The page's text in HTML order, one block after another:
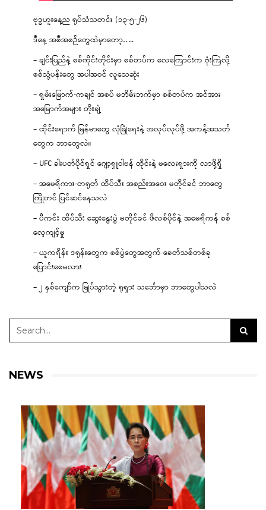
ဗုဒ္ဓဟူးနေ့ည ရုပ်သံသတင်း (၁၃-၅-၂၆)
ဒီနေ့ အစီအစဉ်တွေထဲမှာတော့…..
– ချင်းပြည်နဲ့ စစ်ကိုင်းတိုင်းမှာ စစ်တပ်က လေကြောင်းက ဗုံးကြဲလို့
စစ်သုံ့ပန်းတွေ အပါအဝင် လူသေဆုံး
– ရှမ်းမြောက်-ကချင် အစပ် မဘိမ်းဘက်မှာ စစ်တပ်က အင်အား
အမြောက်အများ တိုးချဲ့
– ထိုင်းရောက် မြန်မာတွေ လုံခြုံရေးနဲ့ အလုပ်လုပ်ဖို့ အကန့်အသတ်
တွေက ဘာတွေလဲ။
– UFC ခါးပတ်ပိုင်ရှင် ဂျော့ရှူဝါဗန် ထိုင်းနဲ့ မလေးရှားကို လာဖို့ရှိ
– အမေရိကား-တရုတ် ထိပ်သီး အစည်းအဝေး မတိုင်ခင် ဘာတွေ
ကြိုတင် ပြင်ဆင်နေသလဲ
– ပီကင်း ထိပ်သီး ဆွေးနွေးပွဲ မတိုင်ခင် ဖိလစ်ပိုင်နဲ့ အမေရိကန် စစ်
လေ့ကျင့်မှု
– ယူကရိန်း ဒရုန်းတွေက စစ်ပွဲတွေအတွက် ခေတ်သစ်တစ်ခု
ပြောင်းစေမလား
– ၂ နှစ်ကျော်က မြုပ်သွားတဲ့ ရုရှား သင်္ဘောမှာ ဘာတွေပါသလဲ
NEWS